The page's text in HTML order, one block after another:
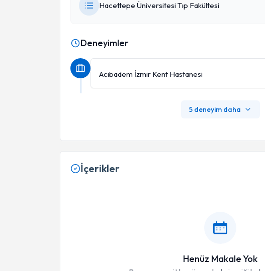
Hacettepe Üniversitesi Tıp Fakültesi
Deneyimler
Acıbadem İzmir Kent Hastanesi
5 deneyim daha
İçerikler
Henüz Makale Yok